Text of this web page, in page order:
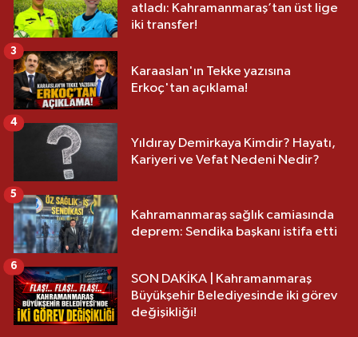
atladı: Kahramanmaraş’tan üst lige
iki transfer!
Karaaslan'ın Tekke yazısına
Erkoç'tan açıklama!
3
Yıldıray Demirkaya Kimdir? Hayatı,
Kariyeri ve Vefat Nedeni Nedir?
4
Kahramanmaraş sağlık camiasında
deprem: Sendika başkanı istifa etti
5
SON DAKİKA | Kahramanmaraş
Büyükşehir Belediyesinde iki görev
değişikliği!
6